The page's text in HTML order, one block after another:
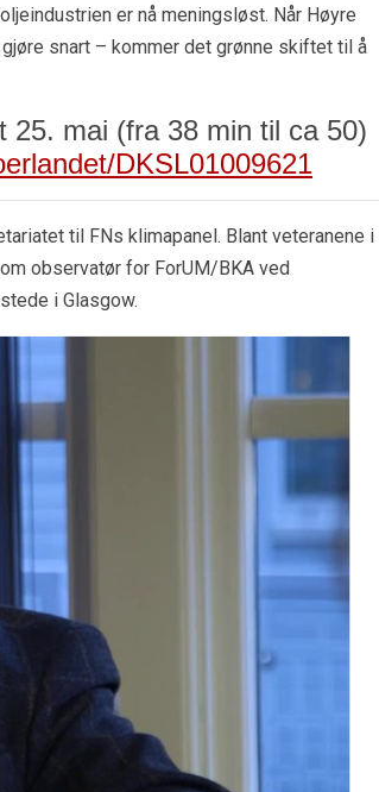
er nå meningsløst. Når Høyre
snart – kommer det grønne skiftet til å
25. mai (fra 38 min til ca 50)
DKSL01009621
til FNs klimapanel. Blant veteranene i
observatør for ForUM/BKA ved
i Glasgow.